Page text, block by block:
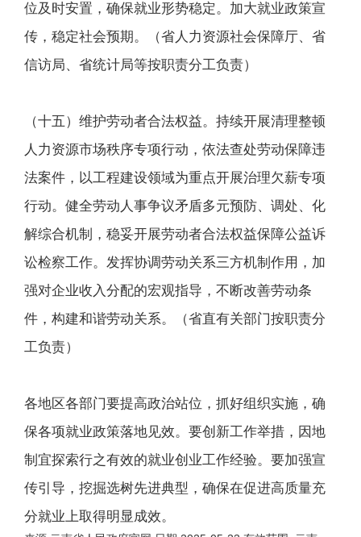
位及时安置，确保就业形势稳定。加大就业政策宣
传，稳定社会预期。（省人力资源社会保障厅、省
信访局、省统计局等按职责分工负责）
（十五）维护劳动者合法权益。持续开展清理整顿
人力资源市场秩序专项行动，依法查处劳动保障违
法案件，以工程建设领域为重点开展治理欠薪专项
行动。健全劳动人事争议矛盾多元预防、调处、化
解综合机制，稳妥开展劳动者合法权益保障公益诉
讼检察工作。发挥协调劳动关系三方机制作用，加
强对企业收入分配的宏观指导，不断改善劳动条
件，构建和谐劳动关系。（省直有关部门按职责分
工负责）
各地区各部门要提高政治站位，抓好组织实施，确
保各项就业政策落地见效。要创新工作举措，因地
制宜探索行之有效的就业创业工作经验。要加强宣
传引导，挖掘选树先进典型，确保在促进高质量充
分就业上取得明显成效。